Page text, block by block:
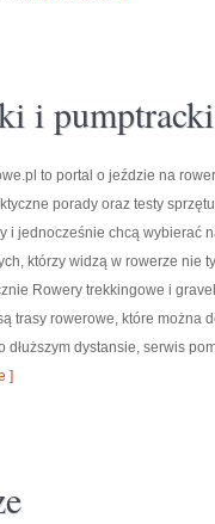
i pumptracki
to portal o jeździe na
porady oraz testy
i jednocześnie chcą wybierać
którzy widzą w rowerze nie
Rowery trekkingowe i
trasy rowerowe, które można
dłuższym dystansie, serwis
]